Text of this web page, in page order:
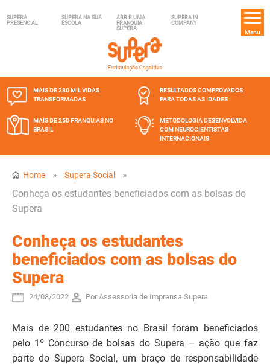
SUPERA
PRESENCIAL
SUPERA NA SUA
ESCOLA
ABRIR UMA
FRANQUIA
SUPERA
SUPERA IN
COMPANY
Menu
MAIS DE 280 MILVIDAS
TRANSFORMADAS
RESULTADOS COMPROVADOS
PARA TODAS AS IDADES
MAIS DE 250 FRANQUIASNO
BRASIL
METODOLOGIA DESENVOLVIDA
COM NEUROCIENTISTAS
INTERNACIONAIS
Home » Supera Social
»
Conheça os estudantes beneficiados com as bolsas do
Supera
Conheça os estudantes
beneficiados com as bolsas do
Supera
24/08/2022 Por Assessoria de Imprensa Supera
Mais de 200 estudantes no Brasil foram beneficiados
pelo 1º Concurso de bolsas do Supera – ação que faz
parte do Supera Social, um braço de responsabilidade